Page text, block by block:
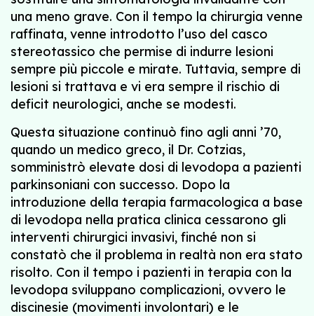
una meno grave. Con il tempo la chirurgia venne
raffinata, venne introdotto l’uso del casco
stereotassico che permise di indurre lesioni
sempre più piccole e mirate. Tuttavia, sempre di
lesioni si trattava e vi era sempre il rischio di
deficit neurologici, anche se modesti.
Questa situazione continuò fino agli anni ’70,
quando un medico greco, il Dr. Cotzias,
somministrò elevate dosi di levodopa a pazienti
parkinsoniani con successo. Dopo la
introduzione della terapia farmacologica a base
di levodopa nella pratica clinica cessarono gli
interventi chirurgici invasivi, finché non si
constatò che il problema in realtà non era stato
risolto. Con il tempo i pazienti in terapia con la
levodopa sviluppano complicazioni, ovvero le
discinesie (movimenti involontari) e le